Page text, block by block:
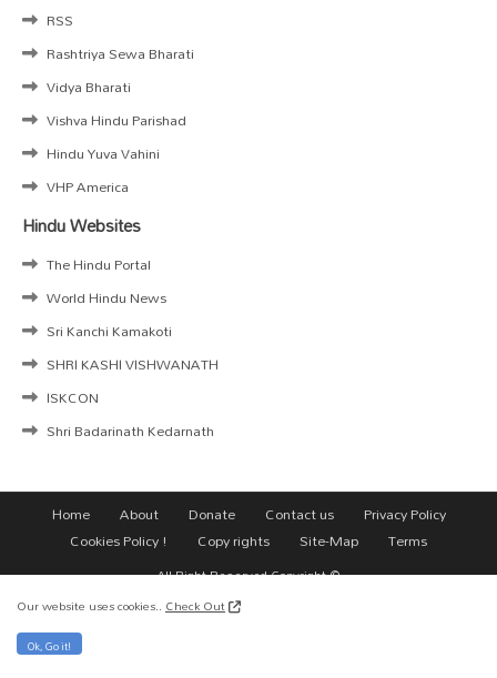
RSS
Rashtriya Sewa Bharati
Vidya Bharati
Vishva Hindu Parishad
Hindu Yuva Vahini
VHP America
Hindu Websites
The Hindu Portal
World Hindu News
Sri Kanchi Kamakoti
SHRI KASHI VISHWANATH
ISKCON
Shri Badarinath Kedarnath
Home About Donate Contact us
Privacy Policy
Cookies Policy !
Copy rights Site-Map Terms
All Right Reserved Copyright ©
Our website uses cookies..Check Out
Ok, Go it!